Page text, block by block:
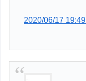
2020/06/17